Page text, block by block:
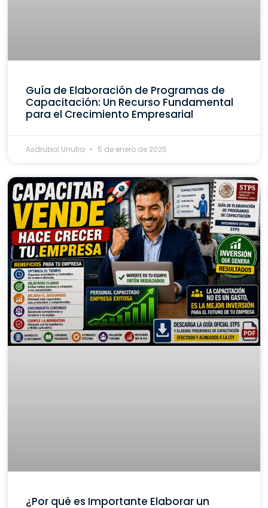
Guía de Elaboración de Programas de
Capacitación: Un Recurso Fundamental
para el Crecimiento Empresarial
Asdrubal Urrutia 5 de enero de 2025
¿Por qué es Importante Elaborar un